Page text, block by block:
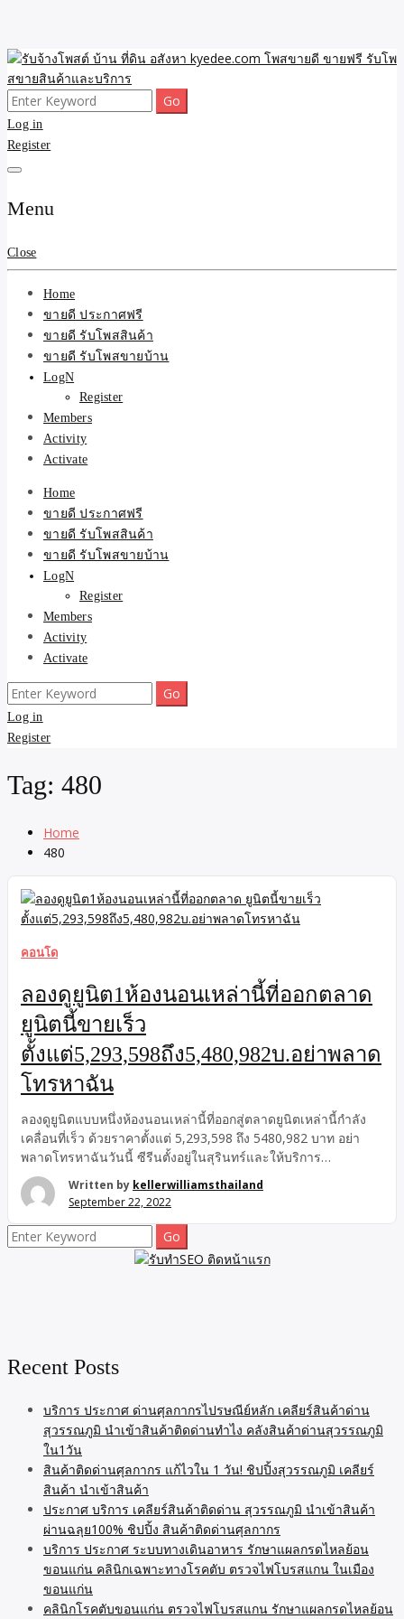
Skip
to
content
รับจ้างโพสต์ บ้าน ที่ดิน
อสังหา kyedee.com โพส
ขายดี ขายฟรี รับโพสขาย
สินค้าและบริการ
ขายดี โพสประกาศขายสินค้าฟรี บ้าน ที่ดิน อสังหา รับโพสต์ประกาศขาย
ของ รับรองผล ดีที่สุดถูกที่สุด ติดหน้าแรกกูเกืล
Search
for:
Log in
Register
Menu
Close
Home
ขายดี ประกาศฟรี
ขายดี รับโพสสินค้า
ขายดี รับโพสขายบ้าน
LogN
Register
Members
Activity
Activate
Home
ขายดี ประกาศฟรี
ขายดี รับโพสสินค้า
ขายดี รับโพสขายบ้าน
LogN
Register
Members
Activity
Activate
Search
for:
Log in
Register
Tag: 480
Home
480
คอนโด
ลองดูยูนิต1ห้องนอนเหล่านี้ที่ออกตลาด
ยูนิตนี้ขายเร็ว
ตั้งแต่5,293,598ถึง5,480,982บ.อย่าพลาด
โทรหาฉัน
ลองดูยูนิตแบบหนึ่งห้องนอนเหล่านี้ที่ออกสู่ตลาดยูนิตเหล่านี้กําลัง
เคลื่อนที่เร็ว ด้วยราคาตั้งแต่ 5,293,598 ถึง 5480,982 บาท อย่า
พลาดโทรหาฉันวันนี้ ซีรีนตั้งอยู่ในสุรินทร์และให้บริการ
คอนโดมิเนียมแบบหนึ่งห้องนอน 39.7 ตร.ม. ที่สวยงามพร้อมวิวสวน
ห่างจากหาดบางเทา 1.2 กิโลเมตร ชายหาดของเกาะภูเก็ตและทะเล
อันดามันจะทําให้คุณหลงใหล คอนโดมิเนียมที่ทันสมัยเหล่านี้นํา
เสนอทุกสิ่งที่คุณต้องการตั้งแต่การเช่าแบบไม่จํากัดไปจนถึงพื้นที่ที่
เหมาะสมด้วยเฟอร์นิเจอร์ที่เปลี่ยนแปลงได้และโครงการที่ยั่งยืนซึ่ง
ให้ความสําคัญกับกระบวนการที่สร้างอุดมการณ์ภาวะโลกร้อน ผล
ที่เปลี่ยนรูปได้พร้อมเตียงพับเก็บได้บาร์อาหารเช้าและโต๊ะกาแฟ /
ที่สี่ประเด็นสําคัญ:ไซต์และความยั่งยืนความเขียวขจีโดยรอบไม่ถูก
แตะต้องและพื้นที่สร้างเปิดโล่งและไม่มีต้นไม้ขนาดใหญ่ซึ่งทําให้
พื้นที่โดยรอบไม่ถูกแตะต้องโดยโครงการประสิทธิภาพน้ําน้ําฝนถูก
เก็บเกี่ยวและใช้สําหรับเติมสระว่ายน้ํารดน้ําต้นไม้และชักโครกน้ําสี
เทาจากฝักบัวอ่างล้างมือและน้ําเสียล้างถูกนํามาใช้ซ้ําพลังงานและ
บรรยากาศกระจกสีสะท้อนและดูดซับแสงลดความร้อนจากแสงแดด
ในตัวเครื่อง การลดความร้อนจากแสงแดดนําไปสู่การประหยัด
พลังงานในการทํางานของเครื่องปรับอากาศหลอดไฟประหยัด
พลังงานถูกนํามาใช้ตลอดโครงการนี้แผงโซลาร์เซลล์บนหลังคา
ผลิตพลังงานหมุนเวียนและครอบคลุมได้ถึง 30% ของการใช้
พลังงานสูงสุดทั้งหมดของอาคารมีสถานีชาร์จสําหรับรถยนต์ไฟฟ้า
วัสดุและวัสดุทรัพยากรสําหรับโครงสร้างนี้ได้รับการคัดเลือกตาม
Written by kellerwilliamsthailand
September 22, 2022
Search
for:
Recent Posts
บริการ ประกาศ ด่านศุลกากรไปรษณีย์หลัก เคลียร์สินค้าด่าน
สุวรรณภูมิ นำเข้าสินค้าติดด่านทำไง คลังสินค้าด่านสุวรรณภูมิ
ใน1วัน
สินค้าติดด่านศุลกากร แก้ไวใน 1 วัน! ชิปปิ้งสุวรรณภูมิ เคลียร์
สินค้า นำเข้าสินค้า
ประกาศ บริการ เคลียร์สินค้าติดด่าน สุวรรณภูมิ นำเข้าสินค้า
ผ่านฉลุย100% ชิปปิ้ง สินค้าติดด่านศุลกากร
บริการ ประกาศ ระบบทางเดินอาหาร รักษาแผลกรดไหลย้อน
ขอนแก่น คลินิกเฉพาะทางโรคตับ ตรวจไฟโบรสแกน ในเมือง
ขอนแก่น
คลินิกโรคตับขอนแก่น ตรวจไฟโบรสแกน รักษาแผลกรดไหลย้อน